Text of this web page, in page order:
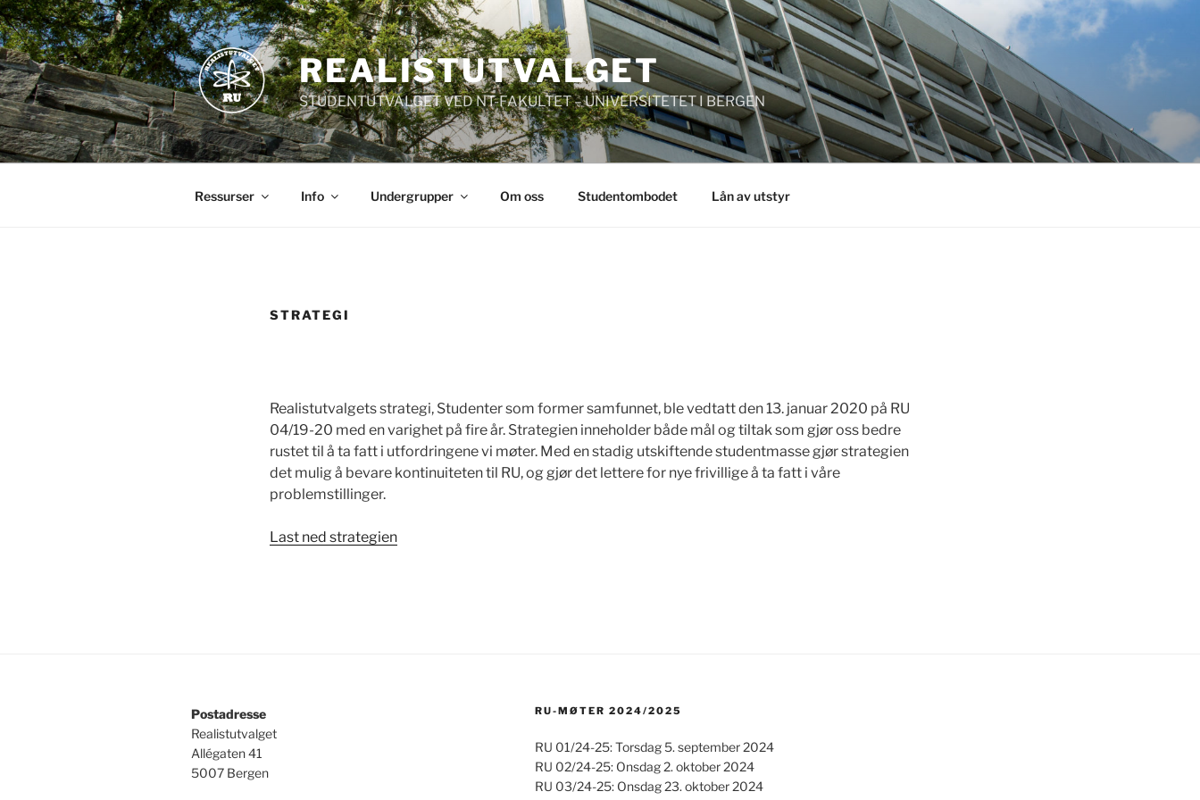
Skip
to
content
REALISTUTVALGET
STUDENTUTVALGET VED NT-FAKULTET – UNIVERSITETET I BERGEN
Ressurser Info Undergrupper Om oss Studentombodet Lån av utstyr
STRATEGI
Realistutvalgets strategi, Studenter som former samfunnet, ble vedtatt den 13. januar 2020 på RU
04/19-20 med en varighet på fire år. Strategien inneholder både mål og tiltak som gjør oss bedre
rustet til å ta fatt i utfordringene vi møter. Med en stadig utskiftende studentmasse gjør strategien
det mulig å bevare kontinuiteten til RU, og gjør det lettere for nye frivillige å ta fatt i våre
problemstillinger.
Last ned strategien
Postadresse
Realistutvalget
Allégaten 41
5007 Bergen
RU-MØTER 2024/2025
RU 01/24-25: Torsdag 5. september 2024
RU 02/24-25: Onsdag 2. oktober 2024
RU 03/24-25: Onsdag 23. oktober 2024